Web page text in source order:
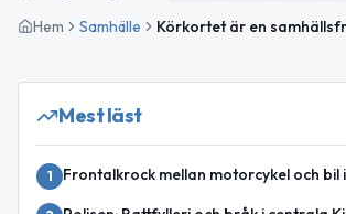
Hem Samhälle
Mest läst
1 Frontalkrock mellan motorcykel och bil